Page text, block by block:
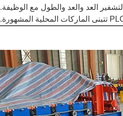
التشفير العد والعد والطول مع الوظيفة.